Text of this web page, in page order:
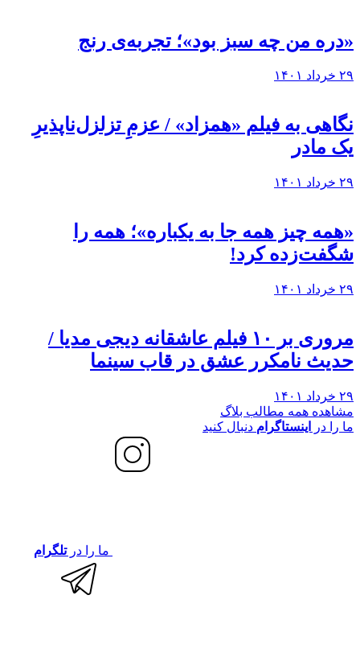
«دره من چه سبز بود»؛ تجربه‌ی رنج
۲۹ خرداد ۱۴۰۱
نگاهی به فيلم «همزاد» / عزمِ تزلزل‌ناپذیرِ
یک مادر
۲۹ خرداد ۱۴۰۱
«همه چیز همه جا به یکباره»؛ همه را
شگفت‌زده کرد!
۲۹ خرداد ۱۴۰۱
مروری بر ۱۰ فیلم عاشقانه دیجی مدیا /
حدیث نامکرر عشق در قاب سینما
۲۹ خرداد ۱۴۰۱
مشاهده همه مطالب بلاگ
ما را در
اینستاگرام دنبال کنید
ما را درتلگرام